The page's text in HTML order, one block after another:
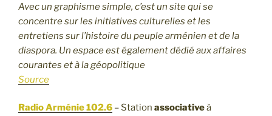
Avec un graphisme simple, c’est un site qui se
concentre sur les initiatives culturelles et les
entretiens sur l’histoire du peuple arménien et de la
diaspora. Un espace est également dédié aux affaires
courantes et à la géopolitique
Source
Radio Arménie 102.6 – Station associativeà